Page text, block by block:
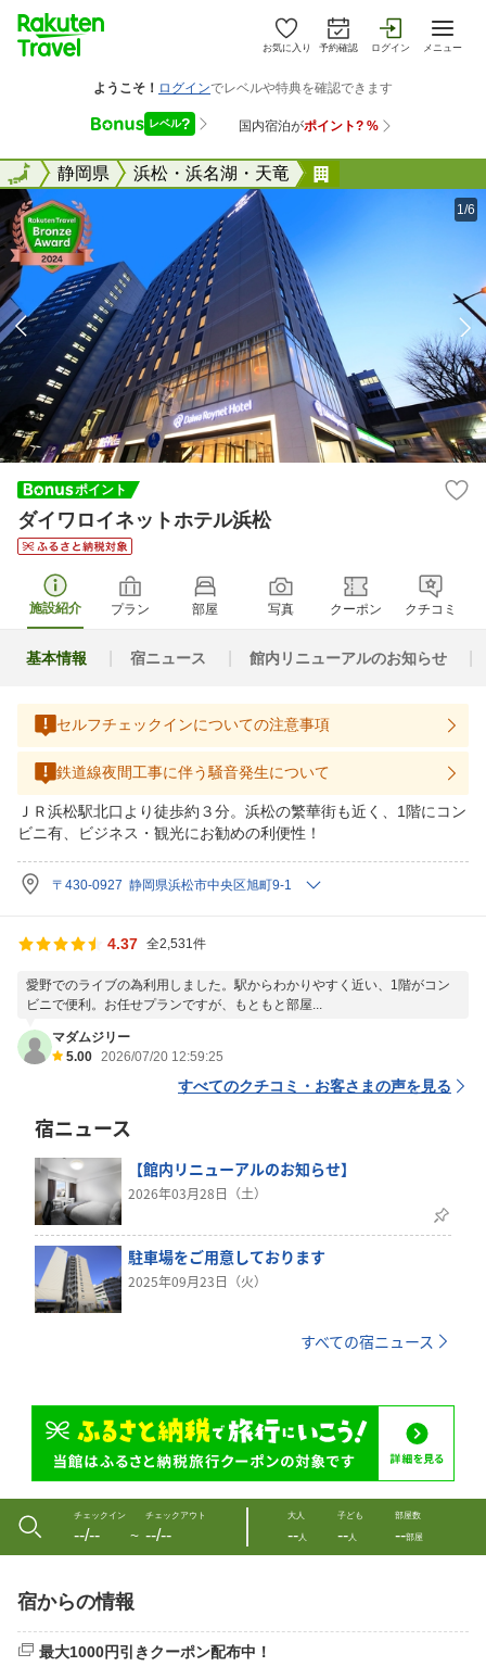
お気に入り 予約確認 ログイン メニュー
全国静岡県 浜松・浜名湖・天竜
全国
1/6
ダイワロイネットホテル浜松
施設紹介 プラン 部屋 写真 クーポン クチコミ
基本情報 宿ニュース 館内リニューアルのお知らせ
セルフチェックインについての注意事項
鉄道線夜間工事に伴う騒音発生について
ＪＲ浜松駅北口より徒歩約３分。浜松の繁華街も近く、1階にコン
ビニ有、ビジネス・観光にお勧めの利便性！
〒430-0927 静岡県浜松市中央区旭町9-1
4.37 全2,531件
愛野でのライブの為利用しました。駅からわかりやすく近い、1階がコン
ビニで便利。お任せプランですが、もともと部屋...
マダムジリー
5.00 2026/07/20 12:59:25
すべてのクチコミ・お客さまの声を見る
宿ニュース
【館内リニューアルのお知らせ】
2026年03月28日（土）
駐車場をご用意しております
2025年09月23日（火）
すべての宿ニュース
チェックイン
--/-- 〜
チェックアウト
--/--
大人
--人
子ども
--人
部屋数
--部屋
宿からの情報
最大1000円引きクーポン配布中！